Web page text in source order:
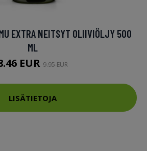
EXTRA NEITSYT OLIIVIÖLJY 500
ML
EUR 9.95 EUR
LISÄTIETOJA